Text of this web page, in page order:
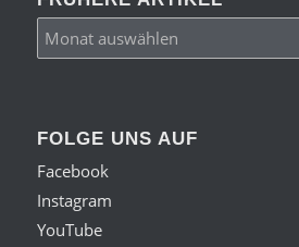
FOLGE UNS AUF
Facebook
Instagram
YouTube